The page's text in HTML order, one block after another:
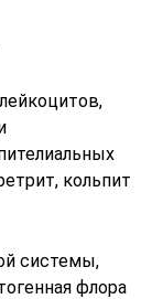
кольпит
системы,
флора